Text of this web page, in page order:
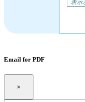
Email for PDF
×